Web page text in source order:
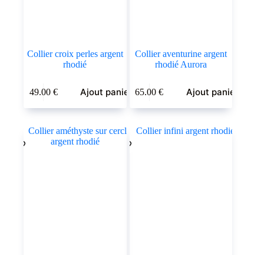
Collier croix perles argent
rhodié
49.00 € Ajout panier
Collier aventurine argent
rhodié Aurora
65.00€ Ajout panier